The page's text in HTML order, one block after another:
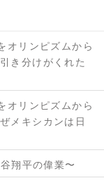
オリンピズムから
き分けがくれた
オリンピズムから
メキシカンは日
翔平の偉業〜